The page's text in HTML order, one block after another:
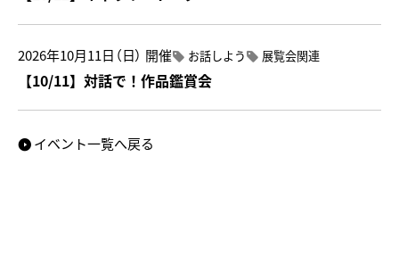
2026年10月11日（日） 開催 お話しよう 展覧会関連
【10/11】対話で！作品鑑賞会
イベント一覧へ戻る